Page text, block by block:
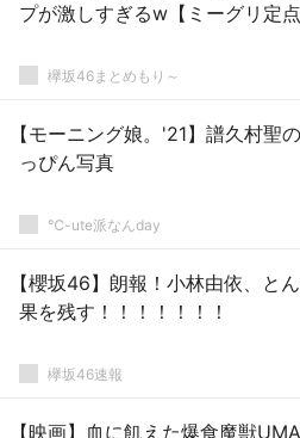
プが激しすぎるw【ミーグリ定点
欅坂46まとめもり～
【モーニング娘。'21】譜久村聖
っぴん写真
℃-ute派なんday
【櫻坂46】朗報！小林由依、と
果を残す！！！！！！！
欅坂46速報
【映画】血に飢えた爆食魔獣